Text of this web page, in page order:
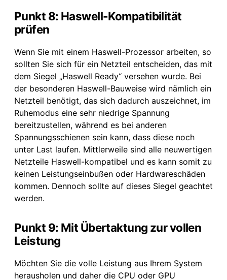
Punkt 8: Haswell-Kompatibilität
prüfen
Wenn Sie mit einem Haswell-Prozessor arbeiten, so
sollten Sie sich für ein Netzteil entscheiden, das mit
dem Siegel „Haswell Ready“ versehen wurde. Bei
der besonderen Haswell-Bauweise wird nämlich ein
Netzteil benötigt, das sich dadurch auszeichnet, im
Ruhemodus eine sehr niedrige Spannung
bereitzustellen, während es bei anderen
Spannungsschienen sein kann, dass diese noch
unter Last laufen. Mittlerweile sind alle neuwertigen
Netzteile Haswell-kompatibel und es kann somit zu
keinen Leistungseinbußen oder Hardwareschäden
kommen. Dennoch sollte auf dieses Siegel geachtet
werden.
Punkt 9: Mit Übertaktung zur vollen
Leistung
Möchten Sie die volle Leistung aus Ihrem System
herausholen und daher die CPU oder GPU